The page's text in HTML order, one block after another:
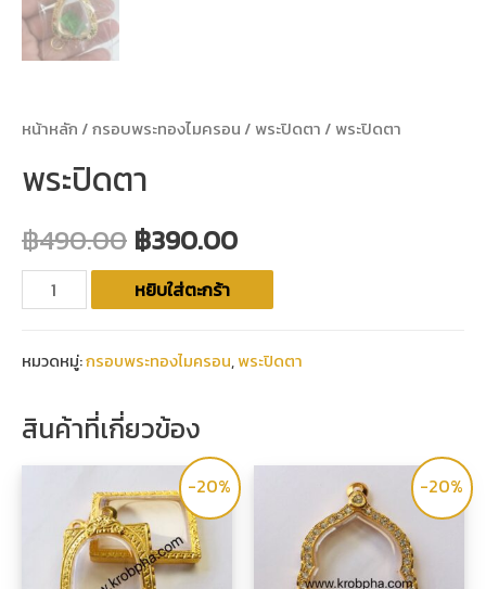
หน้าหลัก /กรอบพระทองไมครอน /พระปิดตา / พระปิดตา
พระปิดตา
฿490.00 ฿390.00
หยิบใส่ตะกร้า
หมวดหมู่:กรอบพระทองไมครอน,พระปิดตา
สินค้าที่เกี่ยวข้อง
-20% -20%